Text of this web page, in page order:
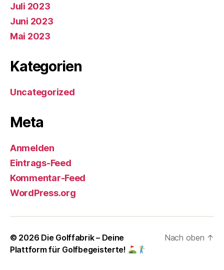
Juli 2023
Juni 2023
Mai 2023
Kategorien
Uncategorized
Meta
Anmelden
Eintrags-Feed
Kommentar-Feed
WordPress.org
© 2026 Die Golffabrik – Deine
Plattform für Golfbegeisterte!
Nach oben ↑